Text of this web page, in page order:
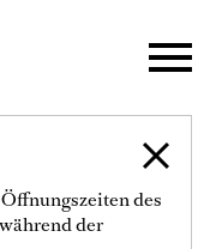
des
der
KIM